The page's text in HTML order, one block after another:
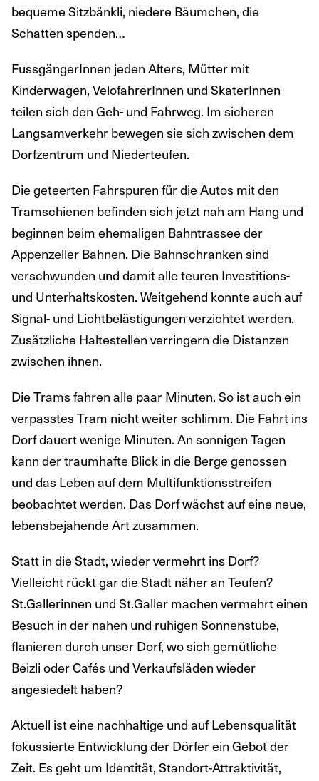
bequeme Sitzbänkli, niedere Bäumchen, die
Schatten spenden…
FussgängerInnen jeden Alters, Mütter mit
Kinderwagen, VelofahrerInnen und SkaterInnen
teilen sich den Geh- und Fahrweg. Im sicheren
Langsamverkehr bewegen sie sich zwischen dem
Dorfzentrum und Niederteufen.
Die geteerten Fahrspuren für die Autos mit den
Tramschienen befinden sich jetzt nah am Hang und
beginnen beim ehemaligen Bahntrassee der
Appenzeller Bahnen. Die Bahnschranken sind
verschwunden und damit alle teuren Investitions-
und Unterhaltskosten. Weitgehend konnte auch auf
Signal- und Lichtbelästigungen verzichtet werden.
Zusätzliche Haltestellen verringern die Distanzen
zwischen ihnen.
Die Trams fahren alle paar Minuten. So ist auch ein
verpasstes Tram nicht weiter schlimm. Die Fahrt ins
Dorf dauert wenige Minuten. An sonnigen Tagen
kann der traumhafte Blick in die Berge genossen
und das Leben auf dem Multifunktionsstreifen
beobachtet werden. Das Dorf wächst auf eine neue,
lebensbejahende Art zusammen.
Statt in die Stadt, wieder vermehrt ins Dorf?
Vielleicht rückt gar die Stadt näher an Teufen?
St.Gallerinnen und St.Galler machen vermehrt einen
Besuch in der nahen und ruhigen Sonnenstube,
flanieren durch unser Dorf, wo sich gemütliche
Beizli oder Cafés und Verkaufsläden wieder
angesiedelt haben?
Aktuell ist eine nachhaltige und auf Lebensqualität
fokussierte Entwicklung der Dörfer ein Gebot der
Zeit. Es geht um Identität, Standort-Attraktivität,